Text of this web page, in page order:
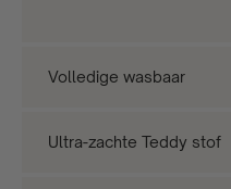
Volledige wasbaar
Ultra-zachte Teddy stof